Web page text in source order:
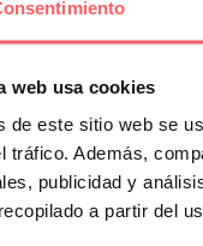
web usa cookies
de este sitio web se
tráfico. Además,
publicidad y
a partir del
salón. En este
El reto era
en una sola pieza,
el textil al lado contrario
textil tipo paqueto